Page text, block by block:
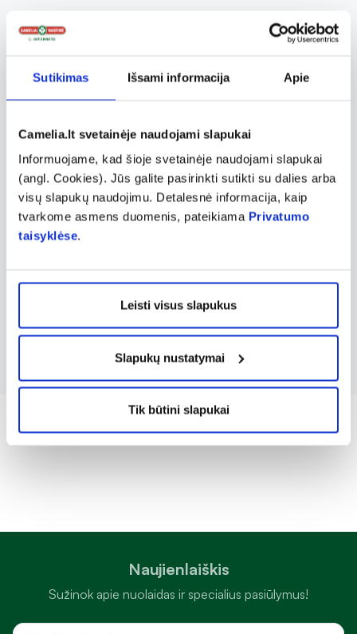
Sutikimas Išsami informacija Apie
Camelia.lt svetainėje naudojami slapukai
Informuojame, kad šioje svetainėje naudojami slapukai
(angl. Cookies). Jūs galite pasirinkti sutikti su dalies arba
visų slapukų naudojimu. Detalesnė informacija, kaip
tvarkome asmens duomenis, pateikiama Privatumo
taisyklėse.
Leisti visus slapukus
Slapukų nustatymai
Tik būtini slapukai
APAP yra prekių ženklas, kuris siūlo vaistus,
skirtus skausmo malšinimui ir karščiavimo
mažinimui. APAP produktai, kurių
pagrindinė veiklioji medžiaga yra
skausmo, raumenų skausmų, peršalimo
simptomų ir kitų skausmų. Šie vaistai yra
žinomi dėl savo efektyvumo ir švelnumo
organizmui, nes nedirgina skrandžio kaip kai
kurie kiti skausmą malšinantys vaistai. APAP
prekių ženklas, kurį renkasi žmonės,
siekdami greitai ir efektyviai numalšinti
skausmą.
Naujienlaiškis
Sužinok apie nuolaidas ir specialius pasiūlymus!